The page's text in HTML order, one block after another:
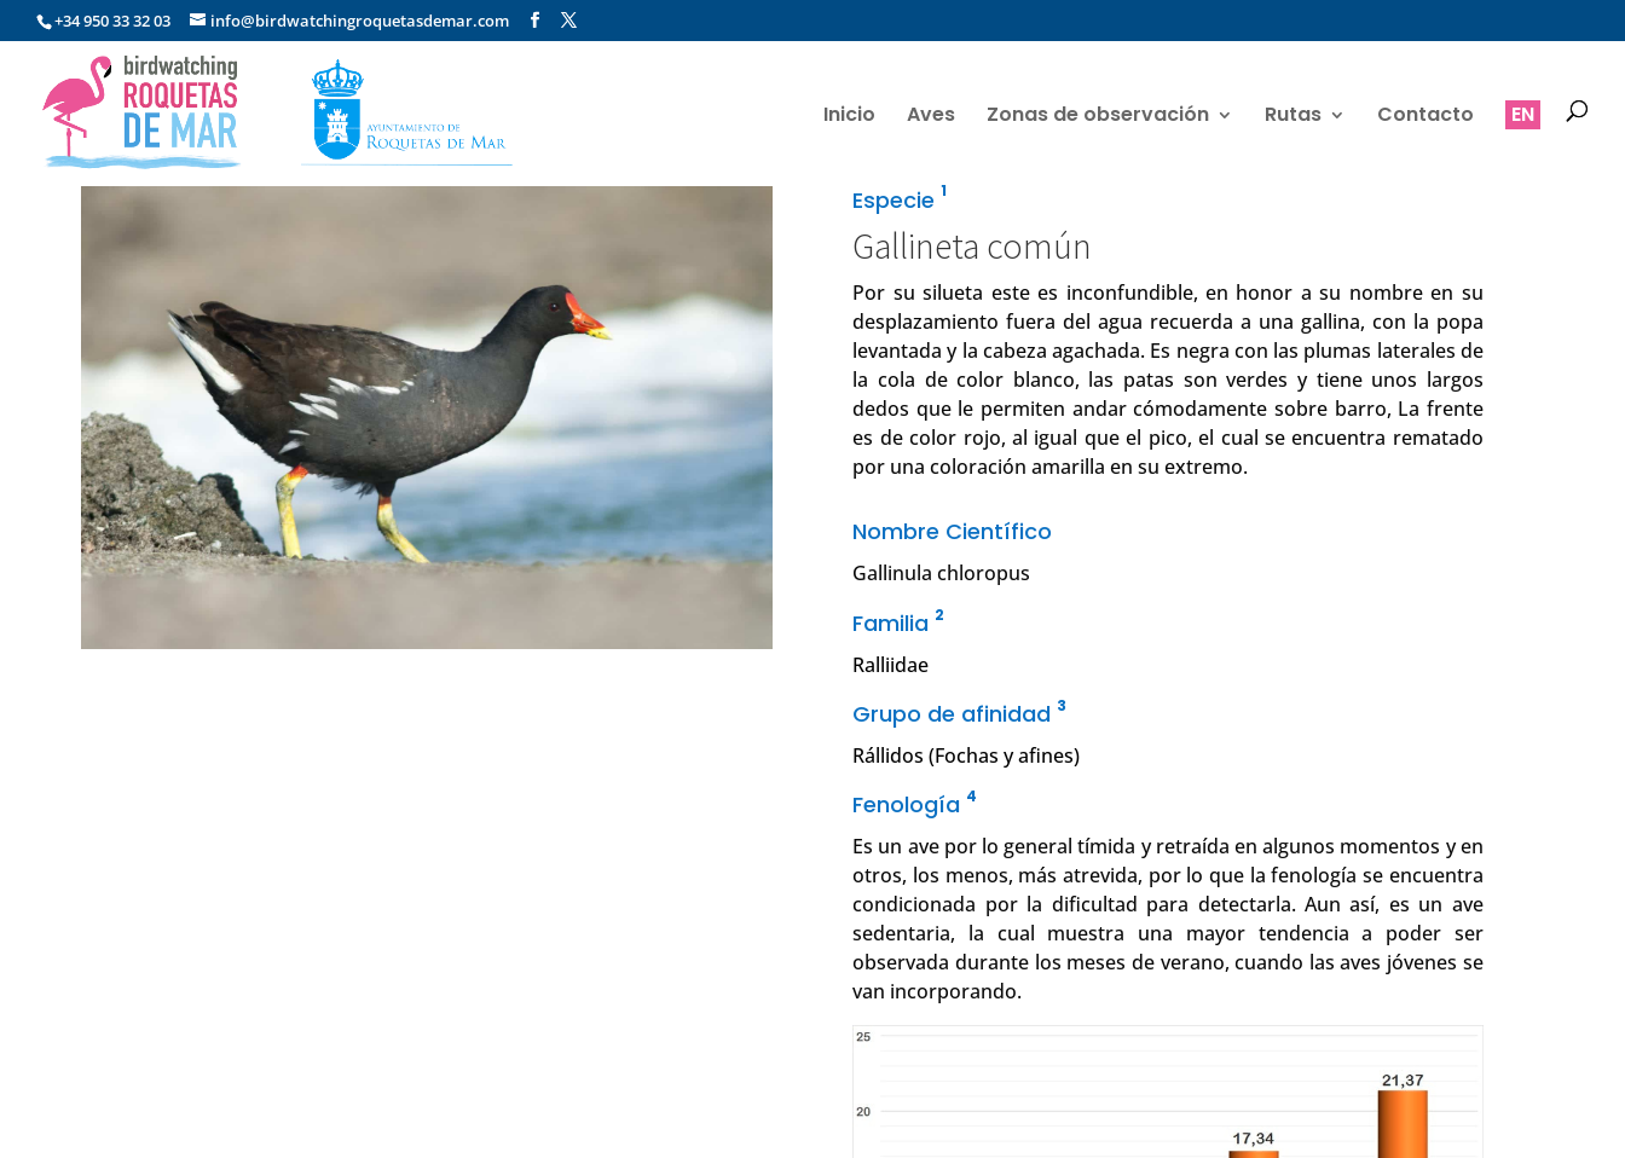
+34 950 33 32 03 info@birdwatchingroquetasdemar.com
Inicio Aves Zonas de observación Rutas Contacto EN
Especie 1
Gallineta común
Por su silueta este es inconfundible, en honor a su nombre en su
desplazamiento fuera del agua recuerda a una gallina, con la popa
levantada y la cabeza agachada. Es negra con las plumas laterales de
la cola de color blanco, las patas son verdes y tiene unos largos
dedos que le permiten andar cómodamente sobre barro, La frente
es de color rojo, al igual que el pico, el cual se encuentra rematado
por una coloración amarilla en su extremo.
Nombre Científico
Gallinula chloropus
Familia 2
Ralliidae
Grupo de afinidad 3
Rállidos (Fochas y afines)
Fenología 4
Es un ave por lo general tímida y retraída en algunos momentos y en
otros, los menos, más atrevida, por lo que la fenología se encuentra
condicionada por la dificultad para detectarla. Aun así, es un ave
sedentaria, la cual muestra una mayor tendencia a poder ser
observada durante los meses de verano, cuando las aves jóvenes se
van incorporando.